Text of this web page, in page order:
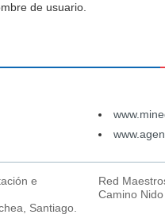
de usuario.
e
Santiago.
Red
Camino